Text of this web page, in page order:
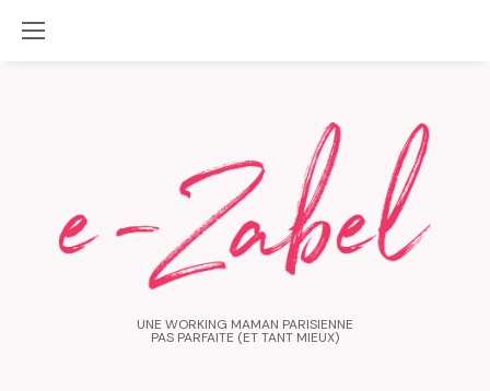
UNE WORKING MAMAN PARISIENNE
PAS PARFAITE (ET TANT MIEUX)